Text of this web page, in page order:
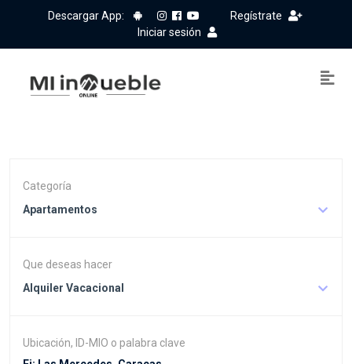
Descargar App:
Regístrate
Iniciar sesión
Categoría
Apartamentos
Que deseas hacer
Alquiler Vacacional
Ubicación, ID-MIO o palabra clave